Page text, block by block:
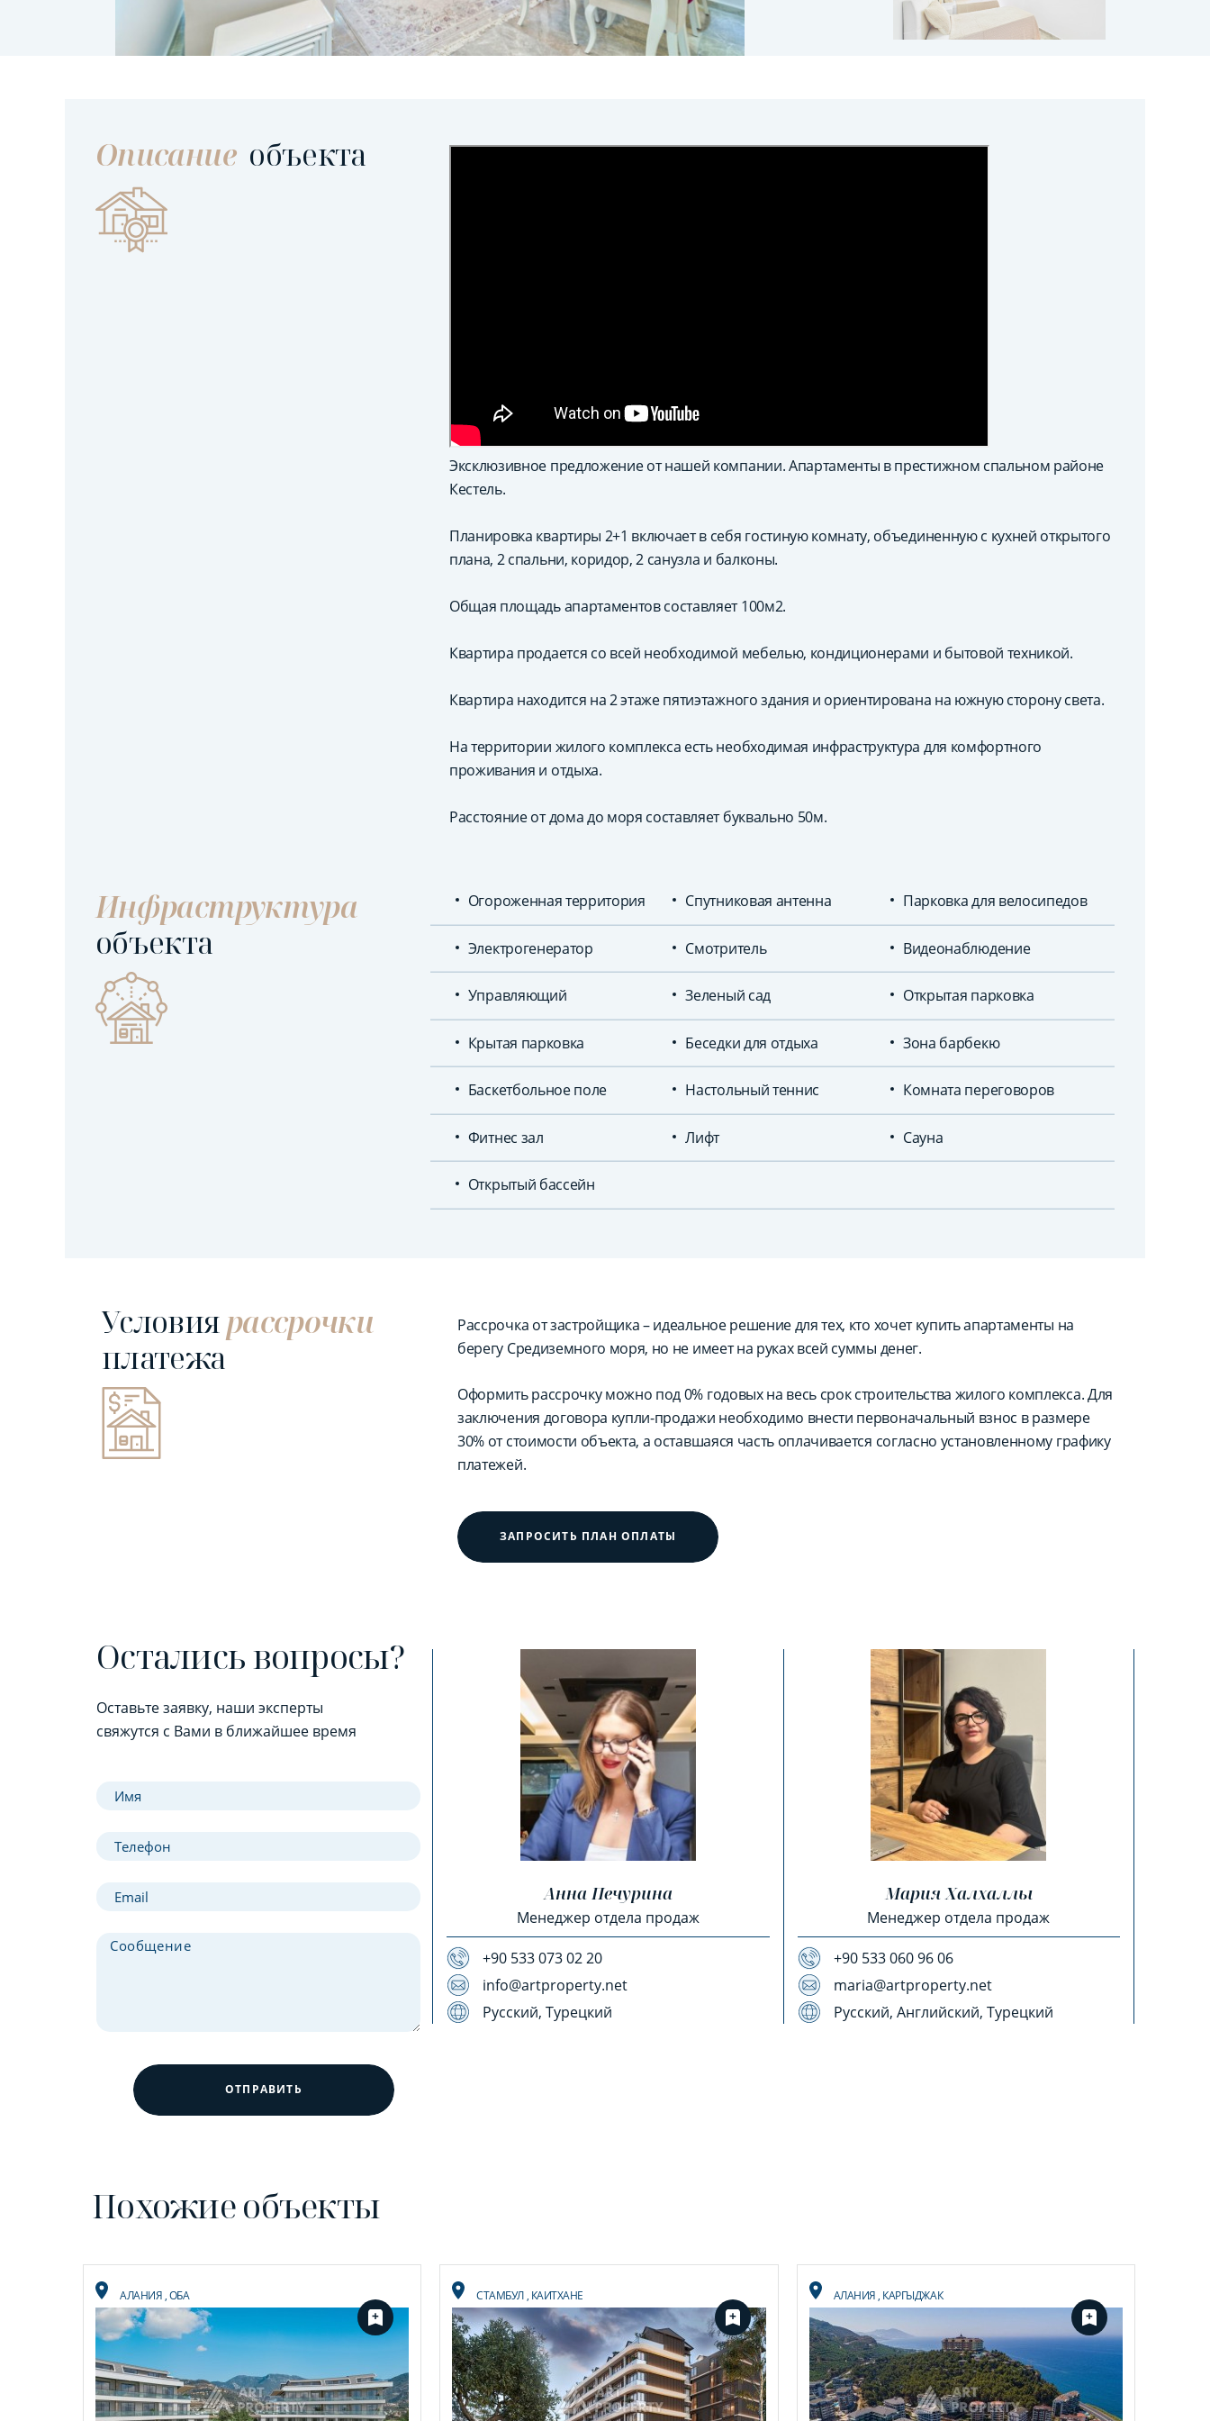
Описание объекта
Эксклюзивное предложение от нашей компании. Апартаменты в престижном спальном районе
Кестель.
Планировка квартиры 2+1 включает в себя гостиную комнату, объединенную с кухней открытого
плана, 2 спальни, коридор, 2 санузла и балконы.
Общая площадь апартаментов составляет 100м2.
Квартира продается со всей необходимой мебелью, кондиционерами и бытовой техникой.
Квартира находится на 2 этаже пятиэтажного здания и ориентирована на южную сторону света.
На территории жилого комплекса есть необходимая инфраструктура для комфортного
проживания и отдыха.
Расстояние от дома до моря составляет буквально 50м.
Инфраструктура
объекта
Огороженная территория Спутниковая антенна Парковка для велосипедов
Электрогенератор Смотритель Видеонаблюдение
Управляющий Зеленый сад Открытая парковка
Крытая парковка Беседки для отдыха Зона барбекю
Баскетбольное поле Настольный теннис Комната переговоров
Фитнес зал Лифт Сауна
Открытый бассейн
Условиярассрочки
платежа
Рассрочка от застройщика – идеальное решение для тех, кто хочет купить апартаменты на
берегу Средиземного моря, но не имеет на руках всей суммы денег.
Оформить рассрочку можно под 0% годовых на весь срок строительства жилого комплекса. Для
заключения договора купли-продажи необходимо внести первоначальный взнос в размере
30% от стоимости объекта, а оставшаяся часть оплачивается согласно установленному графику
платежей.
ЗАПРОСИТЬ ПЛАН ОПЛАТЫ
Остались вопросы?
Оставьте заявку, наши эксперты
свяжутся с Вами в ближайшее время
ОТПРАВИТЬ
Анна Печурина
Менеджер отдела продаж
+90 533 073 02 20
info@artproperty.net
Русский, Турецкий
Мария Халхаллы
Менеджер отдела продаж
+90 533 060 96 06
maria@artproperty.net
Русский, Английский, Турецкий
Похожие объекты
АЛАНИЯ,ОБА СТАМБУЛ, КАИТХАНЕ АЛАНИЯ, КАРГЫДЖАК